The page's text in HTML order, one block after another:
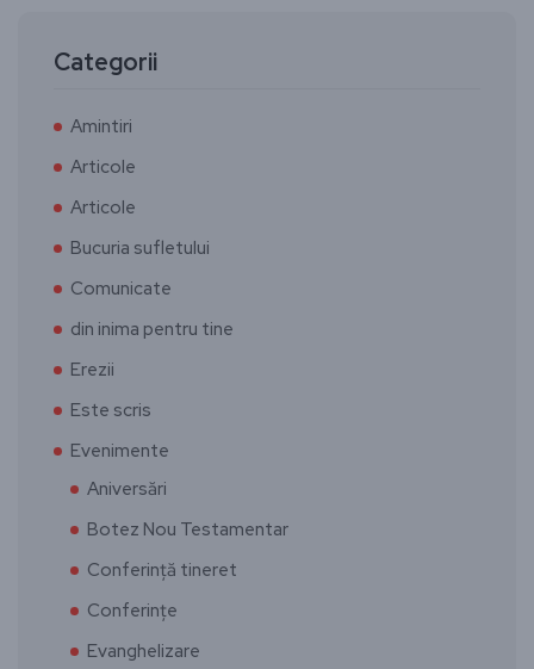
Categorii
Amintiri
Articole
Articole
Bucuria sufletului
Comunicate
din inima pentru tine
Erezii
Este scris
Evenimente
Aniversări
Botez Nou Testamentar
Conferință tineret
Conferințe
Evanghelizare